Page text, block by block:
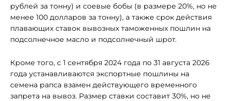
рублей за тонну) и соевые бобы (в размере 20%, но не
менее 100 долларов за тонну), а также срок действия
плавающих ставок вывозных таможенных пошлин на
подсолнечное масло и подсолнечный шрот.
Кроме того, с 1 сентября 2024 года по 31 августа 2026
года устанавливаются экспортные пошлины на
семена рапса взамен действующего временного
запрета на вывоз. Размер ставки составит 30%, но не